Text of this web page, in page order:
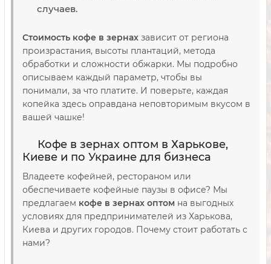
случаев.
Стоимость кофе в зернах зависит от региона
произрастания, высоты плантаций, метода
обработки и сложности обжарки. Мы подробно
описываем каждый параметр, чтобы вы
понимали, за что платите. И поверьте, каждая
копейка здесь оправдана неповторимым вкусом в
вашей чашке!
Кофе в зернах оптом в Харькове,
Киеве и по Украине для бизнеса
Владеете кофейней, рестораном или
обеспечиваете кофейные паузы в офисе? Мы
предлагаем кофе в зернах оптом на выгодных
условиях для предпринимателей из Харькова,
Киева и других городов. Почему стоит работать с
нами?